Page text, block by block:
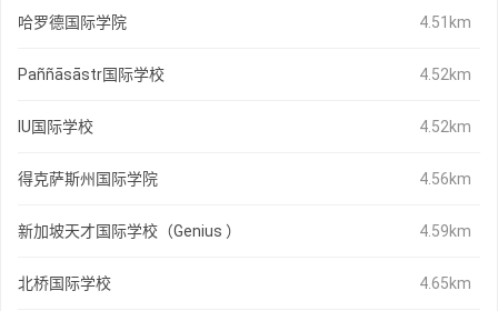
哈罗德国际学院 4.51km
Paññāsāstr国际学校 4.52km
IU国际学校 4.52km
得克萨斯州国际学院 4.56km
新加坡天才国际学校（Genius ） 4.59km
北桥国际学校 4.65km